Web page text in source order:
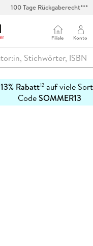
100 Tage Rückgaberecht***
Filiale Konto
13% Rabatt12auf viele
CodeSOMMER13